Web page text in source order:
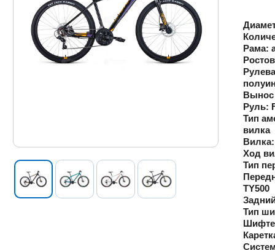
Рама:
Вынос
Руль:
Тип
вилка
Вилка:
Ход
Тип
TY500
Тип